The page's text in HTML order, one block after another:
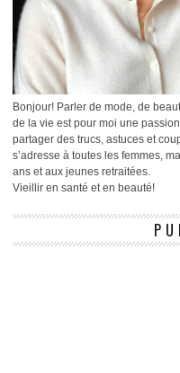
Bonjour! Parler de mode, de
de la vie est pour moi une
partager des trucs, astuces et
s’adresse à toutes les femmes,
ans et aux jeunes retraitées.
Vieillir en santé et en beauté!